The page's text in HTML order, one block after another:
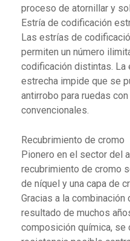
proceso de atornillar y
Estría de codificación
Las estrías de
permiten un número
codificación distintas. La
estrecha impide que se
antirrobo para ruedas
convencionales.
Recubrimiento de cromo
Pionero en el sector del
recubrimiento de cromo
de níquel y una capa de
Gracias a la
resultado de muchos
composición química, se